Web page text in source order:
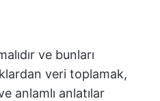
ve bunları
veri toplamak,
anlamlı anlatılar